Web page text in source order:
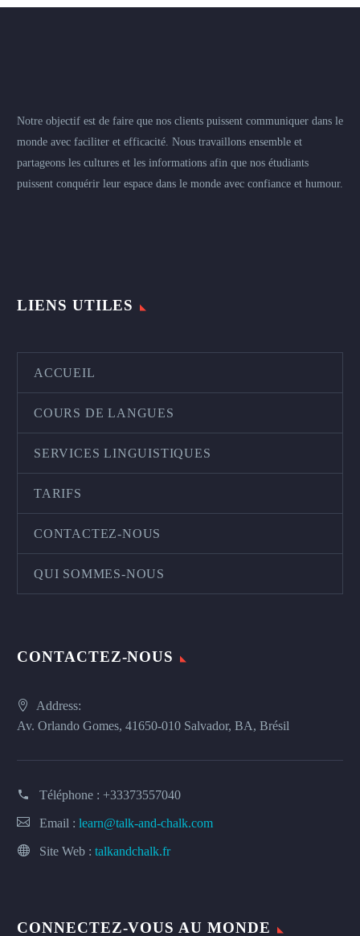
Notre objectif est de faire que nos clients puissent communiquer dans le
monde avec faciliter et efficacité. Nous travaillons ensemble et
partageons les cultures et les informations afin que nos étudiants
puissent conquérir leur espace dans le monde avec confiance et humour.
LIENS UTILES
ACCUEIL
COURS DE LANGUES
SERVICES LINGUISTIQUES
TARIFS
CONTACTEZ-NOUS
QUI SOMMES-NOUS
CONTACTEZ-NOUS
Address:
Av. Orlando Gomes, 41650-010 Salvador, BA, Brésil
Téléphone : +33373557040
Email : learn@talk-and-chalk.com
Site Web : talkandchalk.fr
CONNECTEZ-VOUS AU MONDE